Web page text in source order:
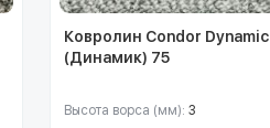
Ковролин Condor Dynamic
(Динамик) 75
Высота ворса (мм): 3